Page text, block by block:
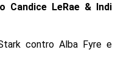
Candice LeRae & Indi
contro Alba Fyre e